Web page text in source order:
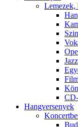
Jazz
Hangversenyek